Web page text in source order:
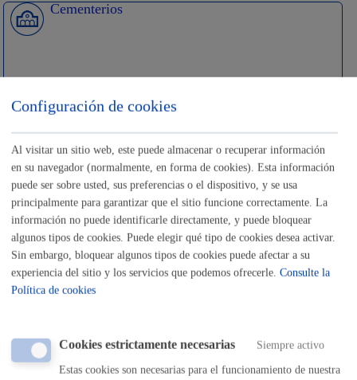
Cementerios
Empleo - Contratación
Impulso Económico
Inscripciones - Registros
Configuración de cookies
Al visitar un sitio web, este puede almacenar o recuperar información
en su navegador (normalmente, en forma de cookies). Esta información
puede ser sobre usted, sus preferencias o el dispositivo, y se usa
principalmente para garantizar que el sitio funcione correctamente. La
información no puede identificarle directamente, y puede bloquear
algunos tipos de cookies. Puede elegir qué tipo de cookies desea activar.
Sin embargo, bloquear algunos tipos de cookies puede afectar a su
experiencia del sitio y los servicios que podemos ofrecerle. Consulte la
Política de cookies
Cookies estrictamente necesarias Siempre activo
Estas cookies son necesarias para el funcionamiento de nuestra